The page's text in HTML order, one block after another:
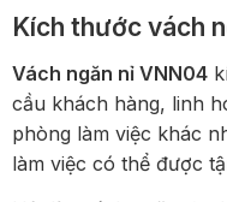
Kích thước vách
Vách ngăn nỉ VNN04
cầu khách hàng, linh
phòng làm việc khác
làm việc có thể được